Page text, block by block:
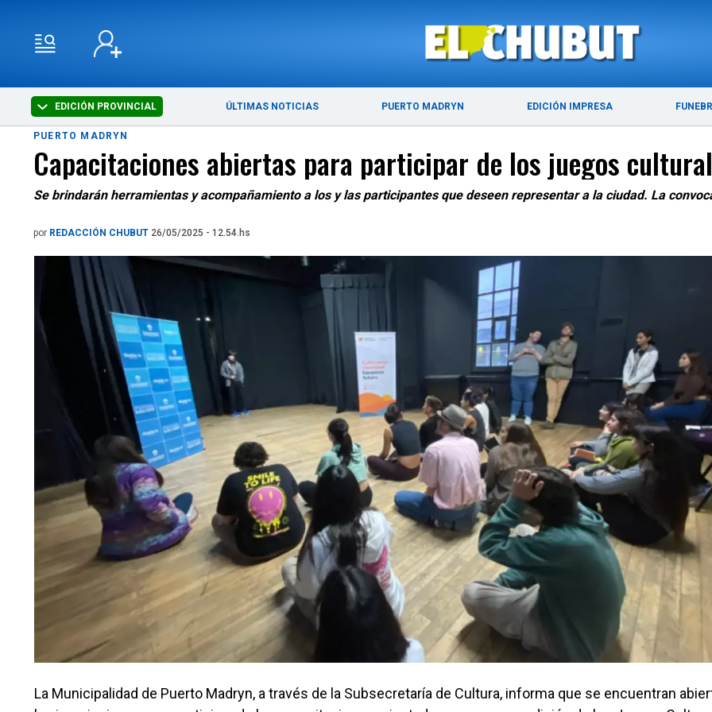
EDICIÓN PROVINCIAL ÚLTIMAS NOTICIAS PUERTO MADRYN EDICIÓN IMPRESA
ÚLTIMAS NOTICIAS PUERTO MADRYN
PUERTO MADRYN
Capacitaciones abiertas para participar de los juegos
Se brindarán herramientas y acompañamiento a los y las participantes que deseen representar a la ciudad. La
por REDACCIÓN CHUBUT 26/05/2025 - 12.54.hs
La Municipalidad de Puerto Madryn, a través de la Subsecretaría de Cultura, informa que se encuentran